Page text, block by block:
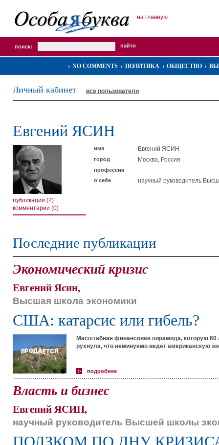
на главную
поиск:
NO COMMENTS ПОЛИТИКА ОБЩЕСТВО
Личный кабинет все пользователи
Евгений ЯСИН
публикации (2)
комментарии (0)
имя Евгений ЯСИН
город Москва, Россия
профессия
о себе
научный руководитель
Последние публикации
Экономический кризис
Евгений Ясин,
Высшая школа экономики
США: катарсис или гибель?
Масштабная финансовая пирамида, которую
рухнула, что неминуемо ведет американскую
подробнее
Власть и бизнес
Евгений ЯСИН,
научный руководитель Высшей школы